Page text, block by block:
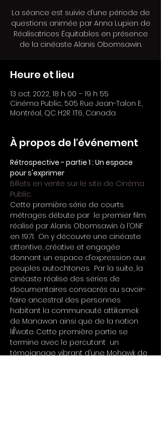
La séance est suivie d’une période de
questions animée par Anna Lupien de
Réalisatrices Équitables en présence
de la cinéaste Alanis Obomsawin.
Heure et lieu
13 oct. 2022, 18 h 00 – 19 h 55
Cinéma Public, 505 Rue Jean-Talon E,
Montréal, QC H2R 1T6, Canada
À propos de l'événement
Rétrospective - partie 1 : Un espace
pour s'exprimer
Billets en vente sur le site de Cinéma
Public.
Cette première série de courts
métrages débute par le premier film
réalisé par Alanis Obomsawin à l’ONF
en 1971.  On y découvre une cinéaste
attentive, créative et engagée
donnant un espace d’expression aux
peuples autochtones.  Par la suite, la
cinéaste réalise des séries de
documentaires consacrés au savoir-
faire ancestral des personnes
habitant la communauté attikamek
de Manawan ainsi que de la nation
líl̓’wate. Cette première partie se
termine avec le percutant un
témoignage vibrant d’une Mohawk de